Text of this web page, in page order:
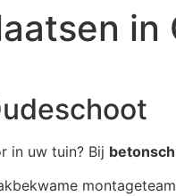
in uw tuin? Bij